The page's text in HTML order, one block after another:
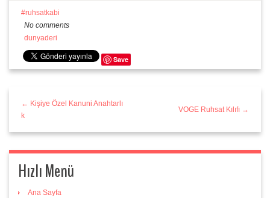
ruhsatkabi
No comments
dunyaderi
Save
← Kişiye Özel Kanuni Anahtarlı
k
VOGE Ruhsat Kılıfı →
Hızlı Menü
Ana Sayfa